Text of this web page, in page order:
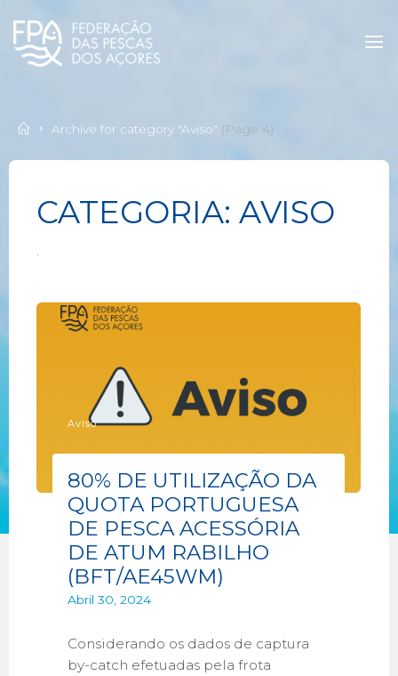
Archive for category "Aviso" (Page 4)
CATEGORIA: AVISO
.
Aviso
80% DE UTILIZAÇÃO DA
QUOTA PORTUGUESA
DE PESCA ACESSÓRIA
DE ATUM RABILHO
(BFT/AE45WM)
Abril 30, 2024
Considerando os dados de captura
by-catch efetuadas pela frota